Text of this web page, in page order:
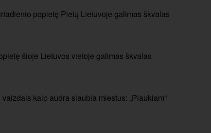
popietę Pietų Lietuvoje galimas škvalas
šioje Lietuvos vietoje galimas škvalas
kaip audra siaubia miestus: „Plaukiam“